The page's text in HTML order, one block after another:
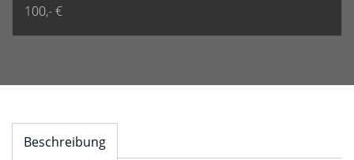
100,- €
Beschreibung